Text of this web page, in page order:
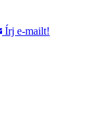
Írj e-mailt!